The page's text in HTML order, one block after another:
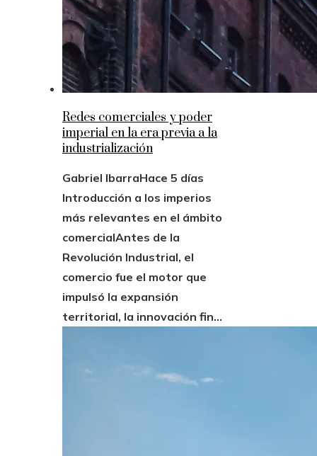
Redes comerciales y poder
imperial en la era previa a la
industrialización
Gabriel IbarraHace 5 días
Introducción a los imperios
más relevantes en el ámbito
comercialAntes de la
Revolución Industrial, el
comercio fue el motor que
impulsó la expansión
territorial, la innovación fin...